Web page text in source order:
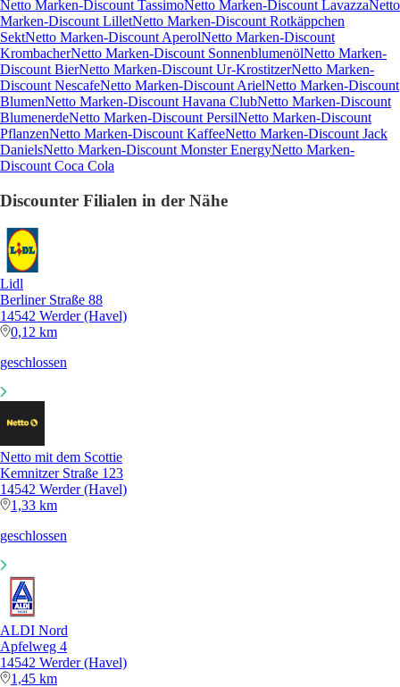
Netto Marken-Discount TassimoNetto Marken-Discount LavazzaNetto
Marken-Discount LilletNetto Marken-Discount Rotkäppchen
SektNetto Marken-Discount AperolNetto Marken-Discount
KrombacherNetto Marken-Discount SonnenblumenölNetto Marken-
Discount BierNetto Marken-Discount Ur-KrostitzerNetto Marken-
Discount NescafeNetto Marken-Discount ArielNetto Marken-Discount
BlumenNetto Marken-Discount Havana ClubNetto Marken-Discount
BlumenerdeNetto Marken-Discount PersilNetto Marken-Discount
PflanzenNetto Marken-Discount KaffeeNetto Marken-Discount Jack
DanielsNetto Marken-Discount Monster EnergyNetto Marken-
Discount Coca Cola
Discounter Filialen in der Nähe
Lidl
Berliner Straße 88
14542 Werder (Havel)
0,12 km
geschlossen
Netto mit dem Scottie
Kemnitzer Straße 123
14542 Werder (Havel)
1,33 km
geschlossen
ALDI Nord
Apfelweg 4
14542 Werder (Havel)
1,45 km